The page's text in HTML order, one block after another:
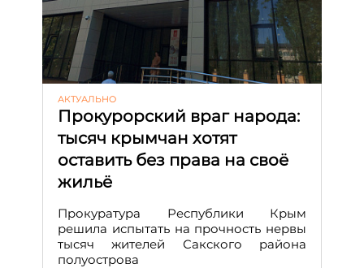
АКТУАЛЬНО
Прокурорский враг народа:
тысяч крымчан хотят
оставить без права на своё
жильё
Прокуратура Республики Крым
решила испытать на прочность нервы
тысяч жителей Сакского района
полуострова